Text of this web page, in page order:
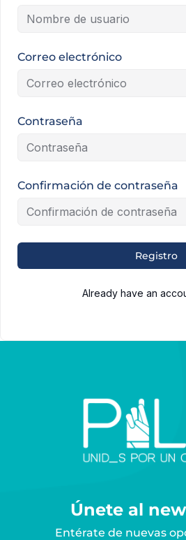
Correo electrónico
Contraseña
Confirmación de contraseña
Alternative: Registro
Already have an
Únete al
Entérate de nuevas